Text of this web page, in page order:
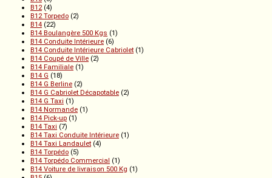
B12 (4)
B12 Torpedo (2)
B14 (22)
B14 Boulangère 500 Kgs (1)
B14 Conduite Intérieure (6)
B14 Conduite Intérieure Cabriolet (1)
B14 Coupé de Ville (2)
B14 Familiale (1)
B14 G (18)
B14 G Berline (2)
B14 G Cabriolet Décapotable (2)
B14 G Taxi (1)
B14 Normande (1)
B14 Pick-up (1)
B14 Taxi (7)
B14 Taxi Conduite Intérieure (1)
B14 Taxi Landaulet (4)
B14 Torpédo (5)
B14 Torpédo Commercial (1)
B14 Voiture de livraison 500 Kg (1)